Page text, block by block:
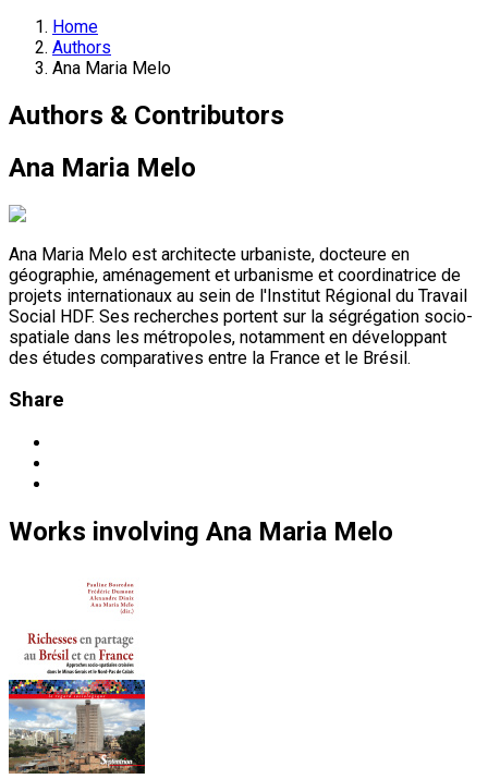
Home
Authors
Ana Maria Melo
Authors & Contributors
Ana Maria Melo
Ana Maria Melo est architecte urbaniste, docteure en
géographie, aménagement et urbanisme et coordinatrice de
projets internationaux au sein de l'Institut Régional du Travail
Social HDF. Ses recherches portent sur la ségrégation socio-
spatiale dans les métropoles, notamment en développant
des études comparatives entre la France et le Brésil.
Share
Works involving Ana Maria Melo